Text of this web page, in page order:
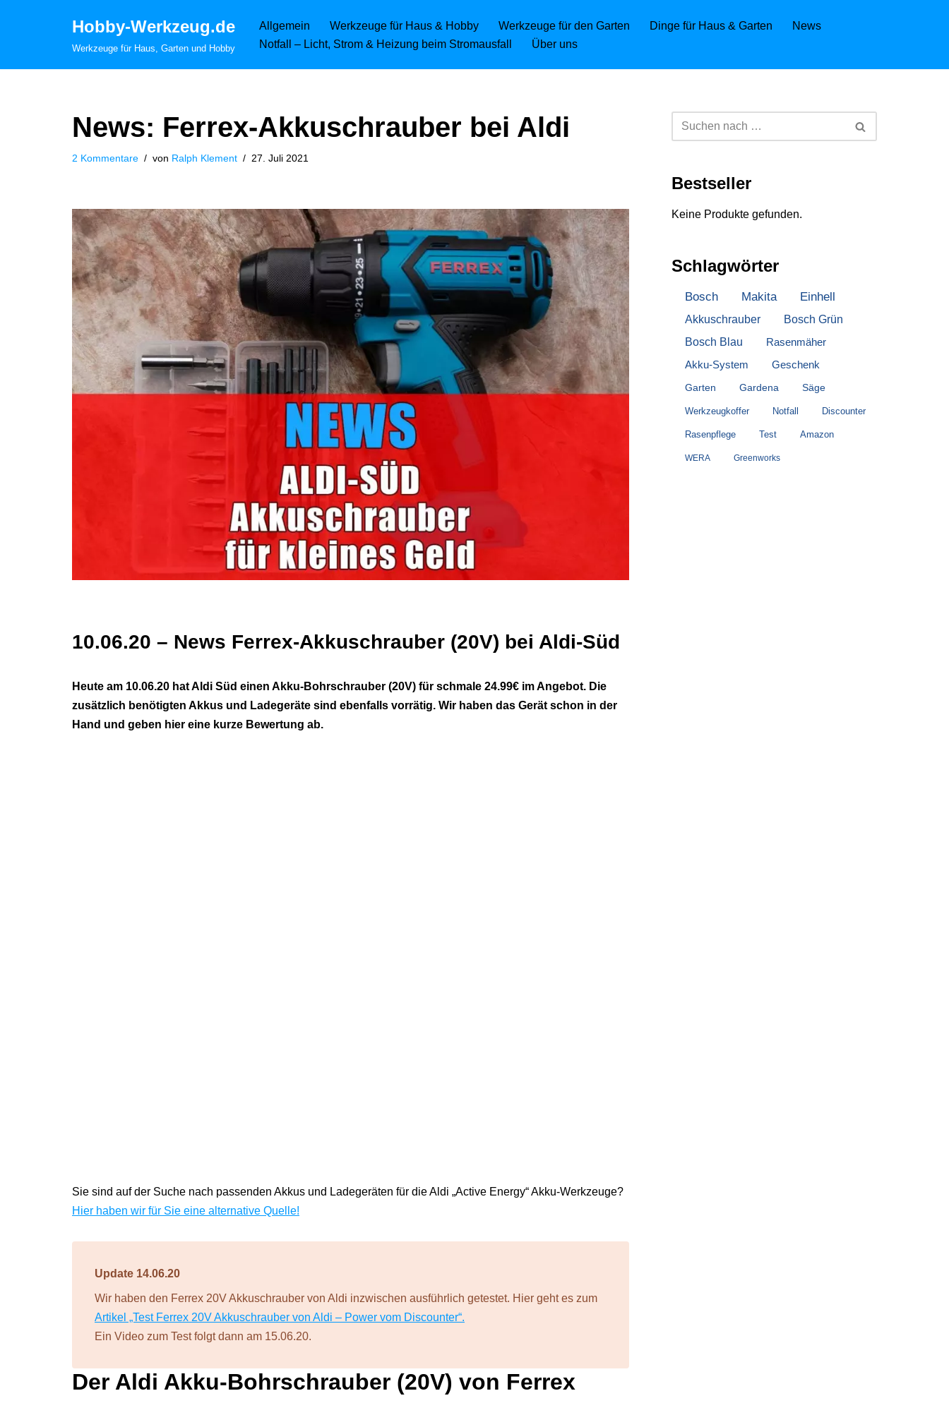
Hobby-Werkzeug.de
Werkzeuge für Haus, Garten und Hobby
Allgemein Werkzeuge für Haus & Hobby Werkzeuge für den Garten Dinge für Haus & Garten
News
Notfall – Licht, Strom & Heizung beim Stromausfall
Über uns
News: Ferrex-Akkuschrauber bei Aldi
2 Kommentare von Ralph Klement 27. Juli 2021
10.06.20 – News Ferrex-Akkuschrauber (20V) bei Aldi-Süd
Heute am 10.06.20 hat Aldi Süd einen Akku-Bohrschrauber (20V) für schmale 24.99€ im Angebot. Die
zusätzlich benötigten Akkus und Ladegeräte sind ebenfalls vorrätig. Wir haben das Gerät schon in der
Hand und geben hier eine kurze Bewertung ab.
Sie sind auf der Suche nach passenden Akkus und Ladegeräten für die Aldi „Active Energy“ Akku-Werkzeuge?
Hier haben wir für Sie eine alternative Quelle!
Update 14.06.20
Wir haben den Ferrex 20V Akkuschrauber von Aldi inzwischen ausführlich getestet. Hier geht es zum
Artikel „Test Ferrex 20V Akkuschrauber von Aldi – Power vom Discounter“.
Ein Video zum Test folgt dann am 15.06.20.
Der Aldi Akku-Bohrschrauber (20V) von Ferrex
Bestseller
Keine Produkte gefunden.
Schlagwörter
Bosch Makita Einhell
Akkuschrauber
Bosch Grün
Bosch Blau
Rasenmäher
Akku-System
Geschenk
Garten
Gardena Säge
Werkzeugkoffer Notfall Discounter
Rasenpflege Test Amazon
WERA Greenworks